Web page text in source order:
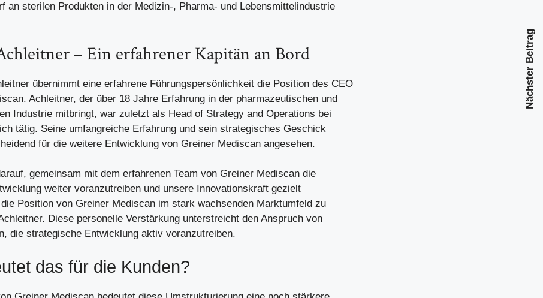
an sterilen Produkten in der Medizin-, Pharma- und Lebensmittelindustrie
– Ein erfahrener Kapitän an Bord
übernimmt eine erfahrene Führungspersönlichkeit die Position des CEO
Achleitner, der über 18 Jahre Erfahrung in der pharmazeutischen und
Industrie mitbringt, war zuletzt als Head of Strategy and Operations bei
tätig. Seine umfangreiche Erfahrung und sein strategisches Geschick
für die weitere Entwicklung von Greiner Mediscan angesehen.
gemeinsam mit dem erfahrenen Team von Greiner Mediscan die
weiter voranzutreiben und unsere Innovationskraft gezielt
Position von Greiner Mediscan im stark wachsenden Marktumfeld zu
Diese personelle Verstärkung unterstreicht den Anspruch von
die strategische Entwicklung aktiv voranzutreiben.
das für die Kunden?
Nächster Beitrag